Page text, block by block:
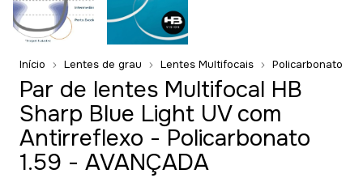
Início Lentes de grau Lentes Multifocais Policarbonato
Par de lentes Multifocal HB
Sharp Blue Light UV com
Antirreflexo - Policarbonato
1.59 - AVANÇADA